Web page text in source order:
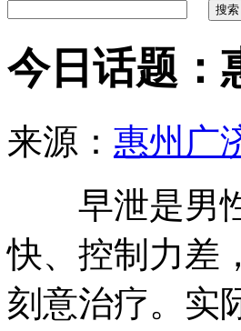
今日话题：
来源： 惠州广
早泄是男性
快、控制力差
刻意治疗。实